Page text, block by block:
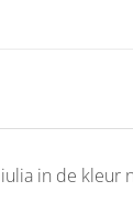
in de kleur